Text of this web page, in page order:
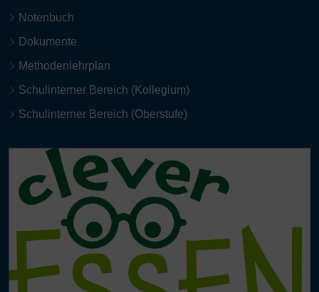
Notenbuch
Dokumente
Methodenlehrplan
Schulinterner Bereich (Kollegium)
Schulinterner Bereich (Oberstufe)